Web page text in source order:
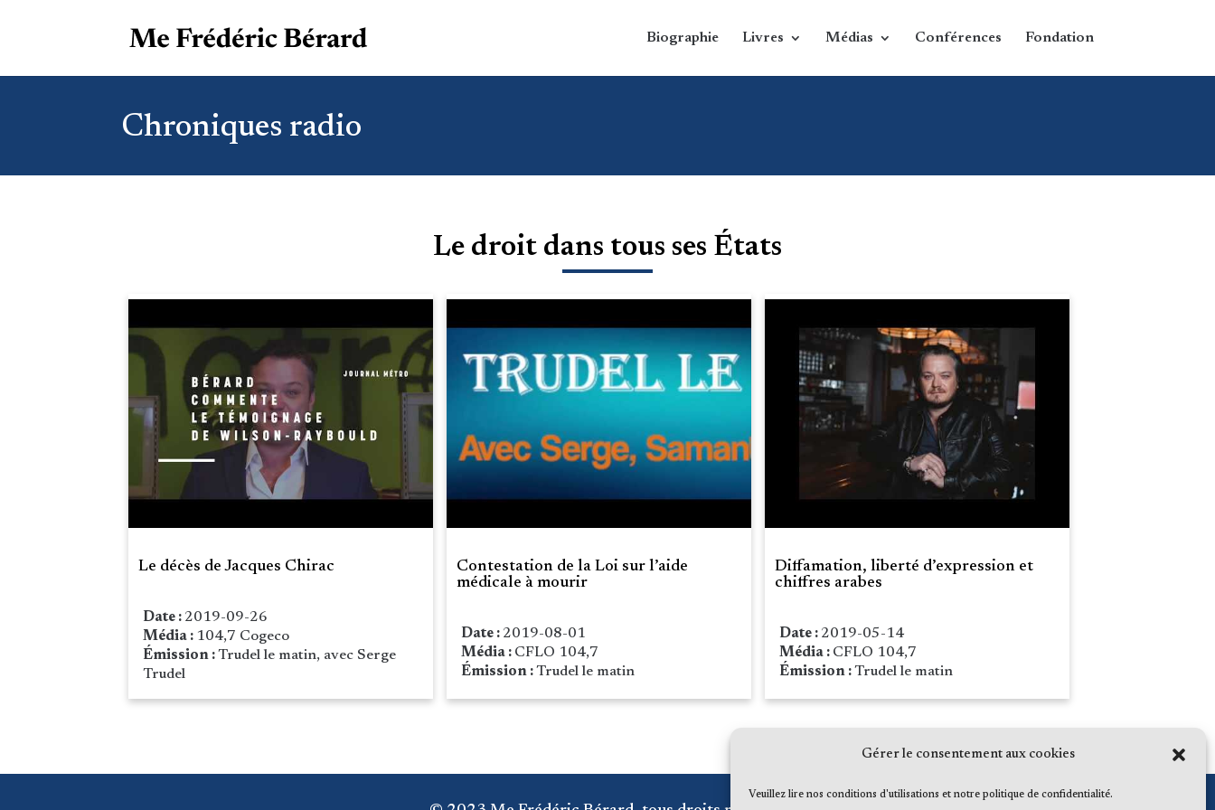
Gérer le consentement aux cookies
Veuillez lire nos conditions d'utilisations et notre politique de confidentialité.
Biographie Livres Médias Conférences Fondation
Chroniques radio
Le droit dans tous ses États
Le décès de Jacques Chirac
Date : 2019-09-26
Média : 104,7 Cogeco
Émission :Trudel le matin, avec Serge
Trudel
Contestation de la Loi sur l’aide
médicale à mourir
Date : 2019-08-01
Média : CFLO 104,7
Émission :Trudel le matin
Diffamation, liberté d’expression et
chiffres arabes
Date : 2019-05-14
Média : CFLO 104,7
Émission :Trudel le matin